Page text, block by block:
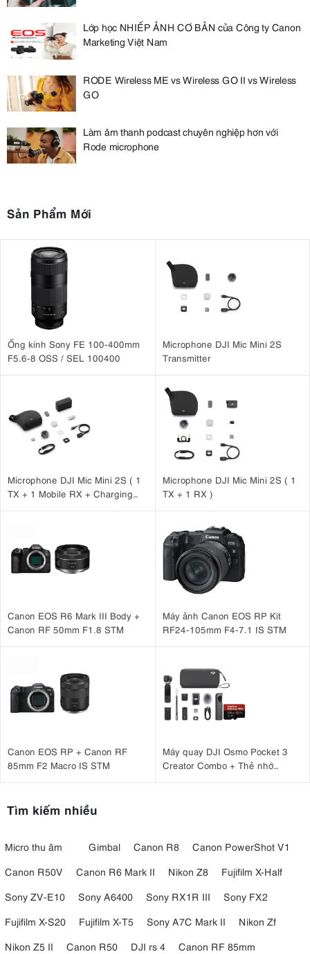
Lớp học NHIẾP ẢNH CƠ BẢN của Công ty Canon
Marketing Việt Nam
RODE Wireless ME vs Wireless GO II vs Wireless
GO
Làm âm thanh podcast chuyên nghiệp hơn với
Rode microphone
Sản Phẩm Mới
Ống kính Sony FE 100-400mm
F5.6-8 OSS / SEL 100400
Microphone DJI Mic Mini 2S
Transmitter
Microphone DJI Mic Mini 2S ( 1
TX + 1 Mobile RX + Charging
Microphone DJI Mic Mini 2S ( 1
TX + 1 RX )
Canon EOS R6 Mark III Body +
Canon RF 50mm F1.8 STM
Máy ảnh Canon EOS RP Kit
RF24-105mm F4-7.1 IS STM
Canon EOS RP + Canon RF
85mm F2 Macro IS STM
Máy quay DJI Osmo Pocket 3
Creator Combo + Thẻ nhớ
Tìm kiếm nhiều
Micro thu âm Gimbal Canon R8
Canon PowerShot V1
Canon R50V
Canon R6 Mark II Nikon Z8
Fujifilm X-Half
Sony ZV-E10
Sony A6400 Sony RX1R III
Sony FX2
Fujifilm X-S20
Fujifilm X-T5 Sony A7C Mark II
Nikon Zf
Nikon Z5 II
Canon R50 DJI rs 4
Canon RF 85mm